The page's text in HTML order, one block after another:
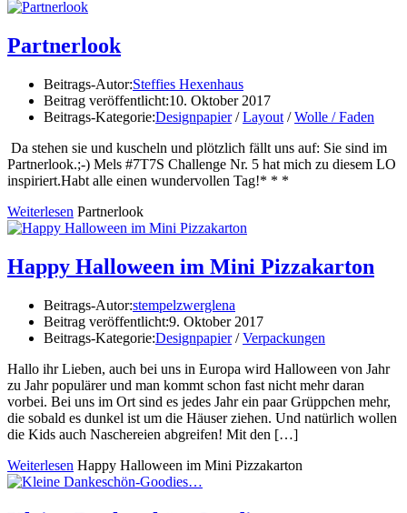
Partnerlook
Beitrags-Autor:Steffies Hexenhaus
Beitrag veröffentlicht:10. Oktober 2017
Beitrags-Kategorie:Designpapier / Layout / Wolle / Faden
Da stehen sie und kuscheln und plötzlich fällt uns auf: Sie sind im
Partnerlook.;-) Mels #7T7S Challenge Nr. 5 hat mich zu diesem LO
inspiriert.Habt alle einen wundervollen Tag!* * *
Weiterlesen Partnerlook
Happy Halloween im Mini Pizzakarton
Beitrags-Autor:stempelzwerglena
Beitrag veröffentlicht:9. Oktober 2017
Beitrags-Kategorie:Designpapier / Verpackungen
Hallo ihr Lieben, auch bei uns in Europa wird Halloween von Jahr
zu Jahr populärer und man kommt schon fast nicht mehr daran
vorbei. Bei uns im Ort sind es jedes Jahr ein paar Grüppchen mehr,
die sobald es dunkel ist um die Häuser ziehen. Und natürlich wollen
die Kids auch Naschereien abgreifen! Mit den […]
Weiterlesen Happy Halloween im Mini Pizzakarton